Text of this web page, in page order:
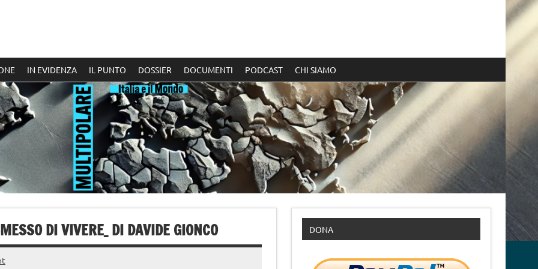
IN EVIDENZA IL PUNTO DOSSIER DOCUMENTI PODCAST CHI SIAMO
DI VIVERE_ DI DAVIDE GIONCO DONA